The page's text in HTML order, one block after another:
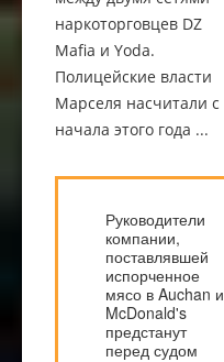
наркоторговцев DZ
Mafia и Yoda.
Полицейские власти
Марселя насчитали с
начала этого года ...
Руководители
компании,
поставлявшей
испорченное
мясо в Auchan и
McDonald's
предстанут
перед судом